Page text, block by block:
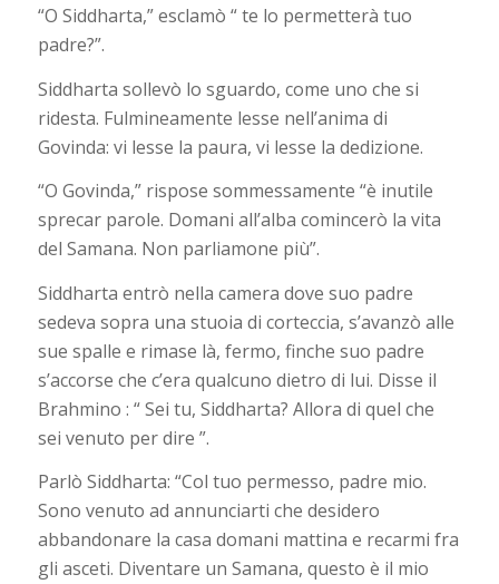
“O Siddharta,” esclamò “ te lo permetterà tuo
padre?”.
Siddharta sollevò lo sguardo, come uno che si
ridesta. Fulmineamente lesse nell’anima di
Govinda: vi lesse la paura, vi lesse la dedizione.
“O Govinda,” rispose sommessamente “è inutile
sprecar parole. Domani all’alba comincerò la vita
del Samana. Non parliamone più”.
Siddharta entrò nella camera dove suo padre
sedeva sopra una stuoia di corteccia, s’avanzò alle
sue spalle e rimase là, fermo, finche suo padre
s’accorse che c’era qualcuno dietro di lui. Disse il
Brahmino : “ Sei tu, Siddharta? Allora di quel che
sei venuto per dire ”.
Parlò Siddharta: “Col tuo permesso, padre mio.
Sono venuto ad annunciarti che desidero
abbandonare la casa domani mattina e recarmi fra
gli asceti. Diventare un Samana, questo è il mio